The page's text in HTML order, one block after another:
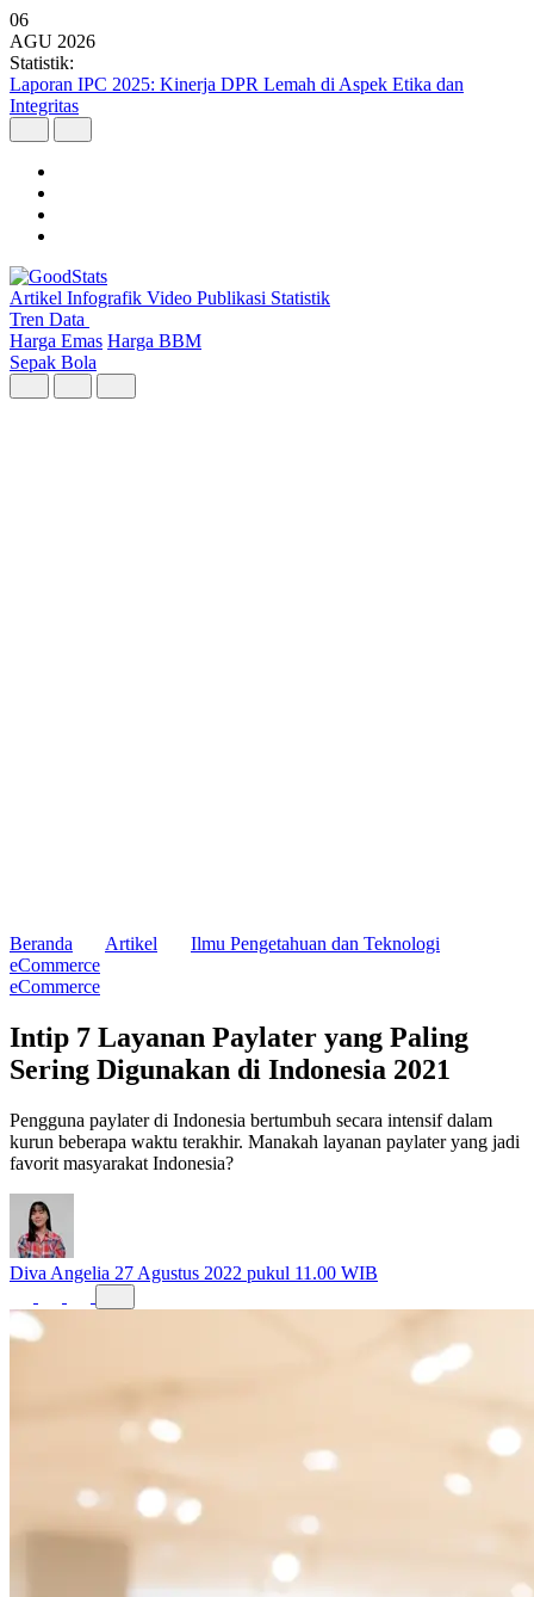
06
AGU 2026
Statistik:
Laporan IPC 2025: Kinerja DPR Lemah di Aspek Etika dan
Integritas
Artikel Infografik Video Publikasi Statistik
Tren Data
Harga Emas Harga BBM
Sepak Bola
Beranda Artikel
Ilmu Pengetahuan dan Teknologi
eCommerce
eCommerce
Intip 7 Layanan Paylater yang Paling
Sering Digunakan di Indonesia 2021
Pengguna paylater di Indonesia bertumbuh secara intensif dalam
kurun beberapa waktu terakhir. Manakah layanan paylater yang jadi
favorit masyarakat Indonesia?
Diva Angelia 27 Agustus 2022 pukul 11.00 WIB